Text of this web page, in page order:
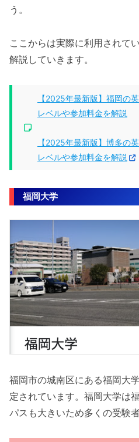
う。
ここからは実際に利用されて
解説していきます。
【2025年最新版】福岡の
レベルや参加料金を解説
【2025年最新版】博多の
レベルや参加料金を解説
福岡大学
福岡市の城南区にある福岡大
定されています。福岡大学は
パスも大きいため多くの受験